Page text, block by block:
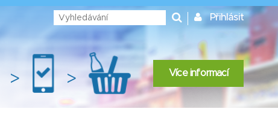
Přihlásit
> > Více informací